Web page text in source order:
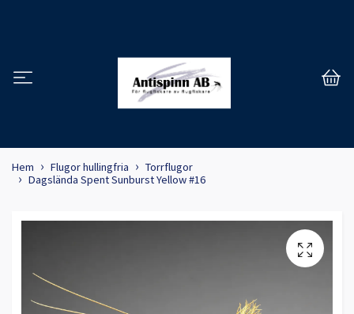
Hem Flugor hullingfria
Torrflugor
Dagslända Spent Sunburst Yellow #16